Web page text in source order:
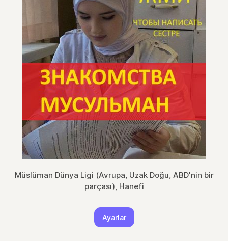
Müslüman Dünya Ligi (Avrupa, Uzak Doğu, ABD'nin bir
parçası), Hanefi
Ayarlar